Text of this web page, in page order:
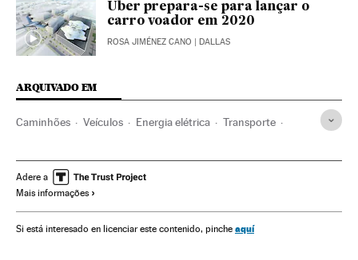
Uber prepara-se para lançar o
carro voador em 2020
ROSA JIMÉNEZ CANO | DALLAS
ARQUIVADO EM
Caminhões Veículos Energia elétrica Transporte
Adere a
Mais informações
Si está interesado en licenciar este contenido, pinche aquí